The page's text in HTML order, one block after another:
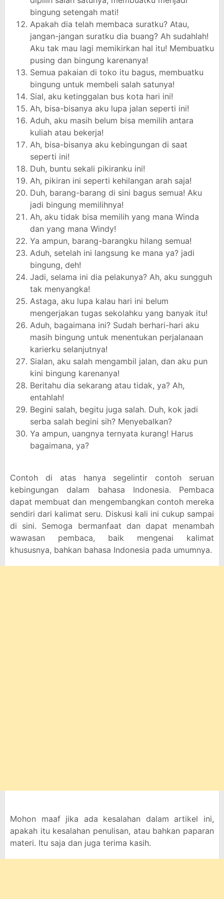
bingung setengah mati!
Apakah dia telah membaca suratku? Atau,
jangan-jangan suratku dia buang? Ah sudahlah!
Aku tak mau lagi memikirkan hal itu! Membuatku
pusing dan bingung karenanya!
Semua pakaian di toko itu bagus, membuatku
bingung untuk membeli salah satunya!
Sial, aku ketinggalan bus kota hari ini!
Ah, bisa-bisanya aku lupa jalan seperti ini!
Aduh, aku masih belum bisa memilih antara
kuliah atau bekerja!
Ah, bisa-bisanya aku kebingungan di saat
seperti ini!
Duh, buntu sekali pikiranku ini!
Ah, pikiran ini seperti kehilangan arah saja!
Duh, barang-barang di sini bagus semua! Aku
jadi bingung memilihnya!
Ah, aku tidak bisa memilih yang mana Winda
dan yang mana Windy!
Ya ampun, barang-barangku hilang semua!
Aduh, setelah ini langsung ke mana ya? jadi
bingung, deh!
Jadi, selama ini dia pelakunya? Ah, aku sungguh
tak menyangka!
Astaga, aku lupa kalau hari ini belum
mengerjakan tugas sekolahku yang banyak itu!
Aduh, bagaimana ini? Sudah berhari-hari aku
masih bingung untuk menentukan perjalanaan
karierku selanjutnya!
Sialan, aku salah mengambil jalan, dan aku pun
kini bingung karenanya!
Beritahu dia sekarang atau tidak, ya? Ah,
entahlah!
Begini salah, begitu juga salah. Duh, kok jadi
serba salah begini sih? Menyebalkan?
Ya ampun, uangnya ternyata kurang! Harus
bagaimana, ya?
Contoh di atas hanya segelintir contoh seruan
kebingungan dalam bahasa Indonesia. Pembaca
dapat membuat dan mengembangkan contoh mereka
sendiri dari kalimat seru. Diskusi kali ini cukup sampai
di sini. Semoga bermanfaat dan dapat menambah
wawasan pembaca, baik mengenai kalimat
khususnya, bahkan bahasa Indonesia pada umumnya.
Mohon maaf jika ada kesalahan dalam artikel ini,
apakah itu kesalahan penulisan, atau bahkan paparan
materi. Itu saja dan juga terima kasih.